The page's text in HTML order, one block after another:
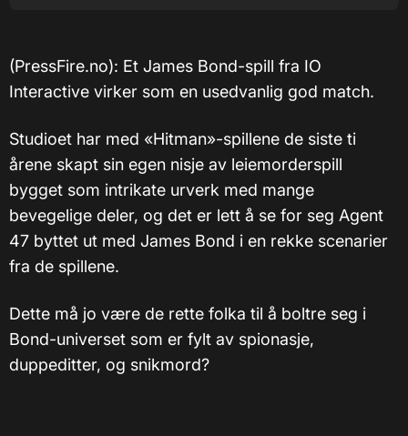
(PressFire.no): Et James Bond-spill fra IO
Interactive virker som en usedvanlig god match.
Studioet har med «Hitman»-spillene de siste ti
årene skapt sin egen nisje av leiemorderspill
bygget som intrikate urverk med mange
bevegelige deler, og det er lett å se for seg Agent
47 byttet ut med James Bond i en rekke scenarier
fra de spillene.
Dette må jo være de rette folka til å boltre seg i
Bond-universet som er fylt av spionasje,
duppeditter, og snikmord?